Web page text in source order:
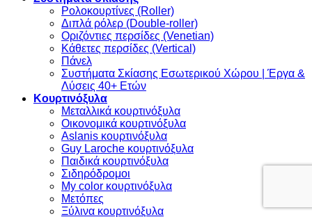
Ρολοκουρτίνες (Roller)
Διπλά ρόλερ (Double-roller)
Οριζόντιες περσίδες (Venetian)
Κάθετες περσίδες (Vertical)
Πάνελ
Συστήματα Σκίασης Εσωτερικού Χώρου | Έργα &
Λύσεις 40+ Ετών
Κουρτινόξυλα
Μεταλλικά κουρτινόξυλα
Οικονομικά κουρτινόξυλα
Aslanis κουρτινόξυλα
Guy Laroche κουρτινόξυλα
Παιδικά κουρτινόξυλα
Σιδηρόδρομοι
My color κουρτινόξυλα
Μετόπες
Ξύλινα κουρτινόξυλα